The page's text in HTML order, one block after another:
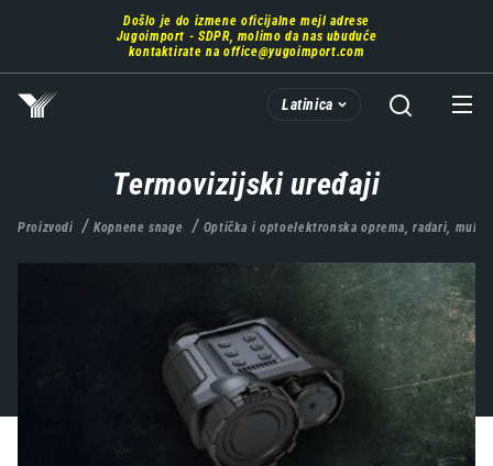
glavni
deo
sadržaja
Došlo je do izmene oficijalne mejl adrese
Jugoimport - SDPR, molimo da nas ubuduće
kontaktirate na office@yugoimport.com
Latinica
Termovizijski uređaji
Proizvodi Kopnene snage Optička i optoelektronska oprema, radari,